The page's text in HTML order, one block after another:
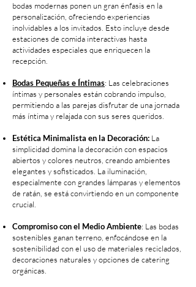
bodas modernas ponen un gran énfasis en la
personalización, ofreciendo experiencias
inolvidables a los invitados. Esto incluye desde
estaciones de comida interactivas hasta
actividades especiales que enriquecen la
recepción.
Bodas Pequeñas e Íntimas: Las celebraciones
íntimas y personales están cobrando impulso,
permitiendo a las parejas disfrutar de una jornada
más íntima y relajada con sus seres queridos.
Estética Minimalista en la Decoración: La
simplicidad domina la decoración con espacios
abiertos y colores neutros, creando ambientes
elegantes y sofisticados. La iluminación,
especialmente con grandes lámparas y elementos
de ratán, se está convirtiendo en un componente
crucial.
Compromiso con el Medio Ambiente: Las bodas
sostenibles ganan terreno, enfocándose en la
sostenibilidad con el uso de materiales reciclados,
decoraciones naturales y opciones de catering
orgánicas.